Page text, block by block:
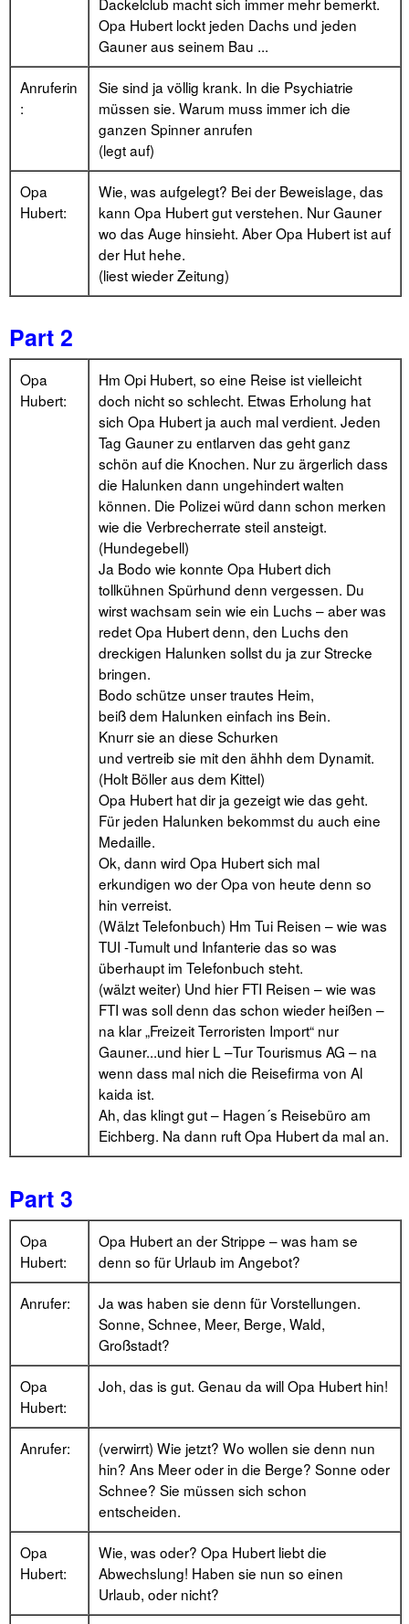
Opa Hubert lockt jeden Dachs und jeden
Gauner aus seinem Bau ...
Anruferin
:
Sie sind ja völlig krank. In die Psychiatrie
müssen sie. Warum muss immer ich die
ganzen Spinner anrufen
(legt auf)
Opa
Hubert:
Wie, was aufgelegt? Bei der Beweislage, das
kann Opa Hubert gut verstehen. Nur Gauner
wo das Auge hinsieht. Aber Opa Hubert ist auf
der Hut hehe.
(liest wieder Zeitung)
Part 2
Opa
Hubert:
Hm Opi Hubert, so eine Reise ist vielleicht
doch nicht so schlecht. Etwas Erholung hat
sich Opa Hubert ja auch mal verdient. Jeden
Tag Gauner zu entlarven das geht ganz
schön auf die Knochen. Nur zu ärgerlich dass
die Halunken dann ungehindert walten
können. Die Polizei würd dann schon merken
wie die Verbrecherrate steil ansteigt.
(Hundegebell)
Ja Bodo wie konnte Opa Hubert dich
tollkühnen Spürhund denn vergessen. Du
wirst wachsam sein wie ein Luchs – aber was
redet Opa Hubert denn, den Luchs den
dreckigen Halunken sollst du ja zur Strecke
bringen.
Bodo schütze unser trautes Heim,
beiß dem Halunken einfach ins Bein.
Knurr sie an diese Schurken
und vertreib sie mit den ähhh dem Dynamit.
(Holt Böller aus dem Kittel)
Opa Hubert hat dir ja gezeigt wie das geht.
Für jeden Halunken bekommst du auch eine
Medaille.
Ok, dann wird Opa Hubert sich mal
erkundigen wo der Opa von heute denn so
hin verreist.
(Wälzt Telefonbuch) Hm Tui Reisen – wie was
TUI -Tumult und Infanterie das so was
überhaupt im Telefonbuch steht.
(wälzt weiter) Und hier FTI Reisen – wie was
FTI was soll denn das schon wieder heißen –
na klar „Freizeit Terroristen Import“ nur
Gauner...und hier L –Tur Tourismus AG – na
wenn dass mal nich die Reisefirma von Al
kaida ist.
Ah, das klingt gut – Hagen´s Reisebüro am
Eichberg. Na dann ruft Opa Hubert da mal an.
Part 3
Opa
Hubert:
Opa Hubert an der Strippe – was ham se
denn so für Urlaub im Angebot?
Anrufer:
Ja was haben sie denn für Vorstellungen.
Sonne, Schnee, Meer, Berge, Wald,
Großstadt?
Opa
Hubert:
Joh, das is gut. Genau da will Opa Hubert hin!
Anrufer:
(verwirrt) Wie jetzt? Wo wollen sie denn nun
hin? Ans Meer oder in die Berge? Sonne oder
Schnee? Sie müssen sich schon
entscheiden.
Opa
Hubert:
Wie, was oder? Opa Hubert liebt die
Abwechslung! Haben sie nun so einen
Urlaub, oder nicht?